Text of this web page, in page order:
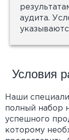
аудита.
Условия
Наши
полный набор
успешного
которому